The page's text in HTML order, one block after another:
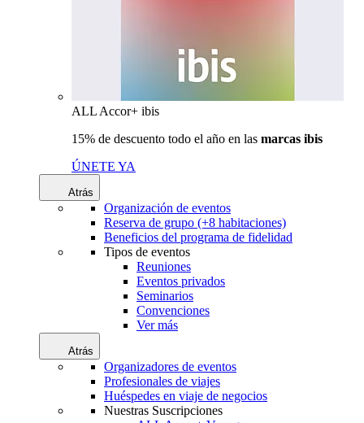
ALL Accor+ ibis
15% de descuento todo el año en las marcas ibis
ÚNETE YA
Atrás
Organización de eventos
Reserva de grupo (+8 habitaciones)
Beneficios del programa de fidelidad
Tipos de eventos
Reuniones
Eventos privados
Seminarios
Convenciones
Ver más
Atrás
Organizadores de eventos
Profesionales de viajes
Huéspedes en viaje de negocios
Nuestras Suscripciones